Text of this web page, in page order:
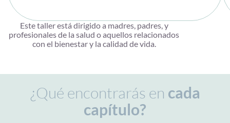
Este taller está dirigido a madres, padres, y
profesionales de la salud o aquellos relacionados
con el bienestar y la calidad de vida.
¿Qué encontrarás en cada
capítulo?